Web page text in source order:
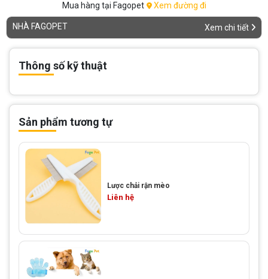
0929894774
Mua hàng tại Fagopet
Xem đường đi
NHÀ FAGOPET Xem chi tiết
Thông số kỹ thuật
Sản phẩm tương tự
Lược chải rận mèo
Liên hệ